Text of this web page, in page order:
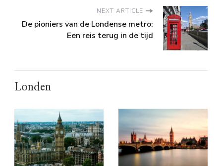
NEXT ARTICLE
De pioniers van de Londense metro:
Een reis terug in de tijd
Londen